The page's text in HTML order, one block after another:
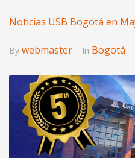
Noticias USB Bogotá en
By webmaster In Bogotá